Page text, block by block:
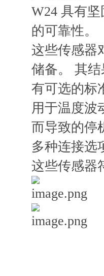
W24 具有
的可靠性。
这些传感器
储备。 其
有可选的标
用于温度波
而导致的停
多种连接选
这些传感器